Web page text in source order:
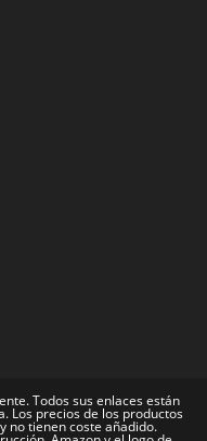
Todos sus enlaces están
Los precios de los productos
no tienen coste añadido.